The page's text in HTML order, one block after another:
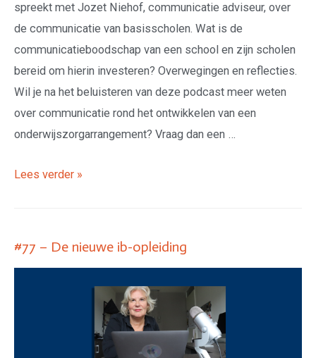
spreekt met Jozet Niehof, communicatie adviseur, over
de communicatie van basisscholen. Wat is de
communicatieboodschap van een school en zijn scholen
bereid om hierin investeren? Overwegingen en reflecties.
Wil je na het beluisteren van deze podcast meer weten
over communicatie rond het ontwikkelen van een
onderwijszorgarrangement? Vraag dan een …
Lees verder »
#77 – De nieuwe ib-opleiding